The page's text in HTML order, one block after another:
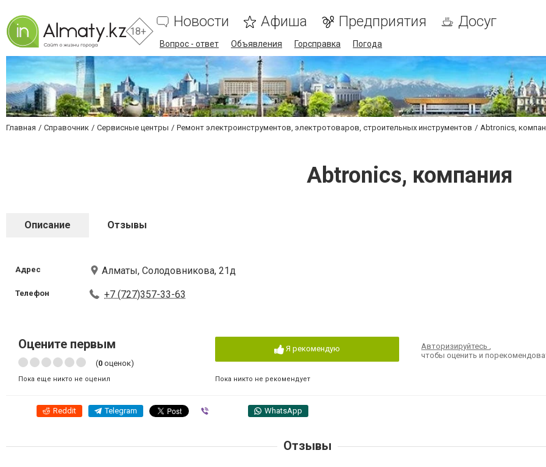
18+
Новости Афиша Предприятия Досуг
Вопрос - ответ Объявления Горсправка Погода
Главная Справочник Сервисные центры Ремонт электроинструментов, электротоваров, строительных инструментов Abtronics,
Abtronics, компания
Описание Отзывы
Адрес Алматы, Солодовникова, 21д
Телефон +7 (727)357-33-63
Оцените первым
(0 оценок)
Пока еще никто не оценил
Я рекомендую
Пока никто не рекомендует
Авторизируйтесь,
чтобы оценить и
Reddit Telegram WhatsApp
Отзывы